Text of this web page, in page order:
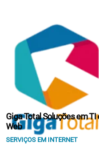
Giga Total Soluções em TI
Web
SERVIÇOS EM INTERNET